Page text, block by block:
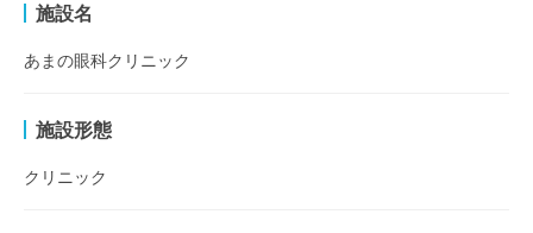
施設名
あまの眼科クリニック
施設形態
クリニック